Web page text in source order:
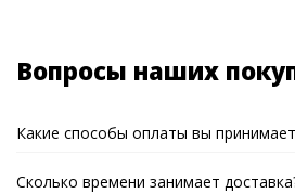
Вопросы наших
Какие способы оплаты вы
Сколько времени занимает